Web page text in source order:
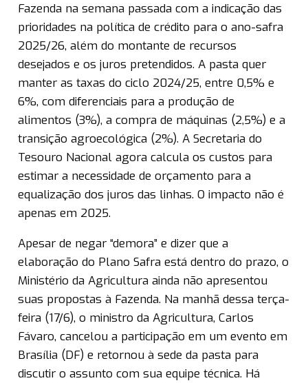
Fazenda na semana passada com a indicação das
prioridades na política de crédito para o ano-safra
2025/26, além do montante de recursos
desejados e os juros pretendidos. A pasta quer
manter as taxas do ciclo 2024/25, entre 0,5% e
6%, com diferenciais para a produção de
alimentos (3%), a compra de máquinas (2,5%) e a
transição agroecológica (2%). A Secretaria do
Tesouro Nacional agora calcula os custos para
estimar a necessidade de orçamento para a
equalização dos juros das linhas. O impacto não é
apenas em 2025.
Apesar de negar “demora” e dizer que a
elaboração do Plano Safra está dentro do prazo, o
Ministério da Agricultura ainda não apresentou
suas propostas à Fazenda. Na manhã dessa terça-
feira (17/6), o ministro da Agricultura, Carlos
Fávaro, cancelou a participação em um evento em
Brasília (DF) e retornou à sede da pasta para
discutir o assunto com sua equipe técnica. Há